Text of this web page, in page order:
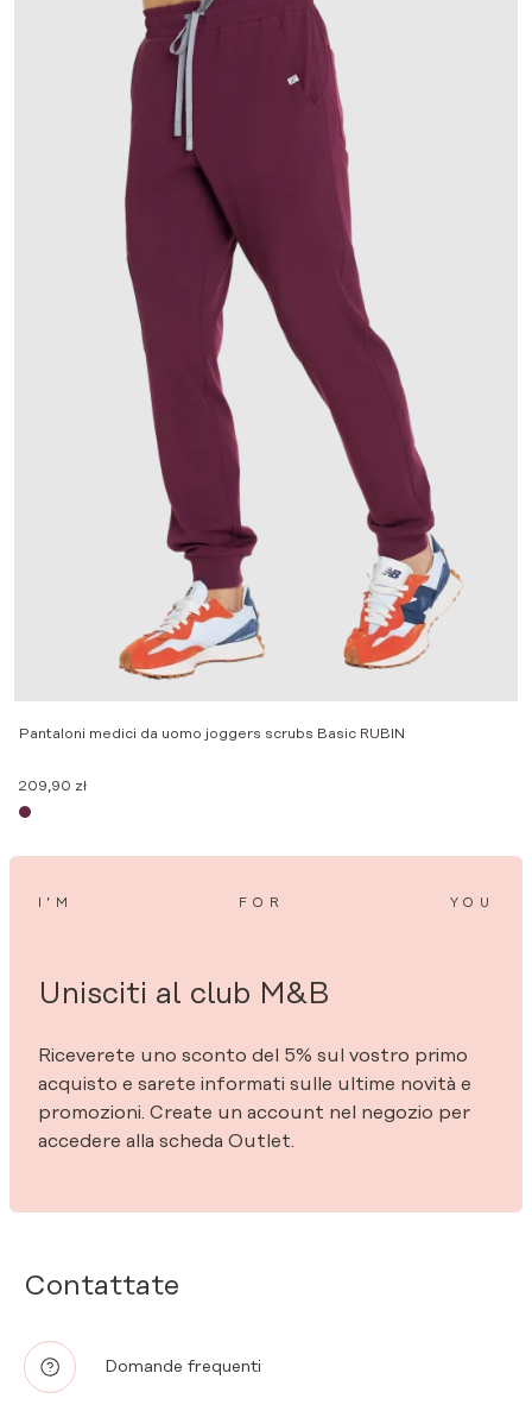
Pantaloni medici da uomo joggers scrubs Basic RUBIN
209,90 zł
Contattate
Domande frequenti
I’M FOR YOU
Unisciti al club M&B
Riceverete uno sconto del 5% sul vostro primo
acquisto e sarete informati sulle ultime novità e
promozioni. Create un account nel negozio per
accedere alla scheda Outlet.